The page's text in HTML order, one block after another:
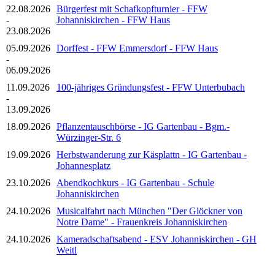
22.08.2026
-
23.08.2026
Bürgerfest mit Schafkopfturnier - FFW
Johanniskirchen - FFW Haus
05.09.2026
-
06.09.2026
Dorffest - FFW Emmersdorf - FFW Haus
11.09.2026
-
13.09.2026
100-jähriges Gründungsfest - FFW Unterbubach
18.09.2026 Pflanzentauschbörse - IG Gartenbau - Bgm.-
Würzinger-Str. 6
19.09.2026 Herbstwanderung zur Käsplattn - IG Gartenbau -
Johannesplatz
23.10.2026
Abendkochkurs - IG Gartenbau - Schule
Johanniskirchen
24.10.2026 Musicalfahrt nach München "Der Glöckner von
Notre Dame" - Frauenkreis Johanniskirchen
24.10.2026 Kameradschaftsabend - ESV Johanniskirchen - GH
Weitl